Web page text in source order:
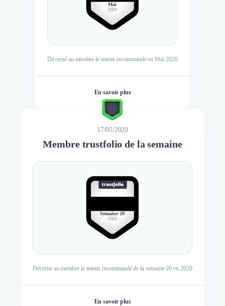
Mai
2020
Décerné au membre le mieux recommandé en Mai 2020
En savoir plus
17/05/2020
Membre trustfolio de la semaine
BEST
Semaine 20
2020
Décerné au membre le mieux recommandé de la semaine 20 en 2020
En savoir plus